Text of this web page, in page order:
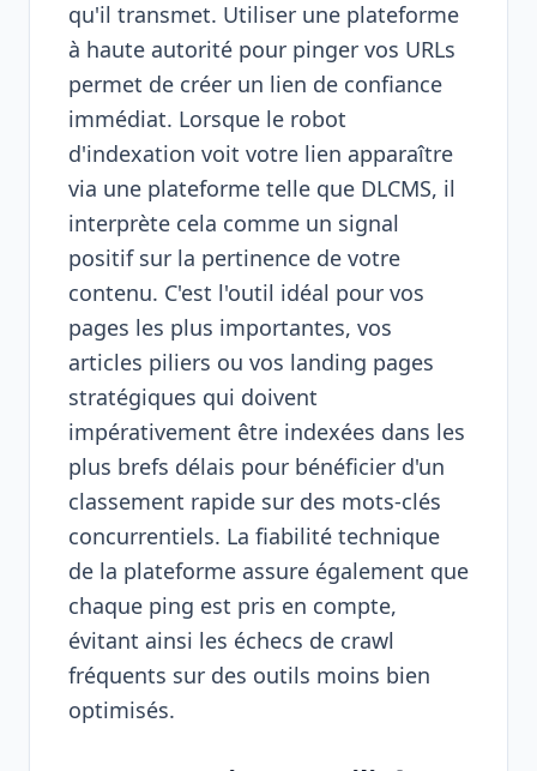
qu'il transmet. Utiliser une plateforme
à haute autorité pour pinger vos URLs
permet de créer un lien de confiance
immédiat. Lorsque le robot
d'indexation voit votre lien apparaître
via une plateforme telle que DLCMS, il
interprète cela comme un signal
positif sur la pertinence de votre
contenu. C'est l'outil idéal pour vos
pages les plus importantes, vos
articles piliers ou vos landing pages
stratégiques qui doivent
impérativement être indexées dans les
plus brefs délais pour bénéficier d'un
classement rapide sur des mots-clés
concurrentiels. La fiabilité technique
de la plateforme assure également que
chaque ping est pris en compte,
évitant ainsi les échecs de crawl
fréquents sur des outils moins bien
optimisés.